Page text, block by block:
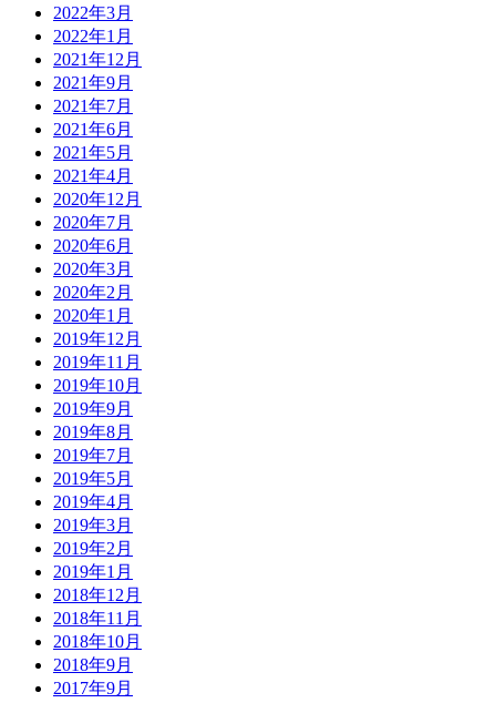
2022年3月
2022年1月
2021年12月
2021年9月
2021年7月
2021年6月
2021年5月
2021年4月
2020年12月
2020年7月
2020年6月
2020年3月
2020年2月
2020年1月
2019年12月
2019年11月
2019年10月
2019年9月
2019年8月
2019年7月
2019年5月
2019年4月
2019年3月
2019年2月
2019年1月
2018年12月
2018年11月
2018年10月
2018年9月
2017年9月